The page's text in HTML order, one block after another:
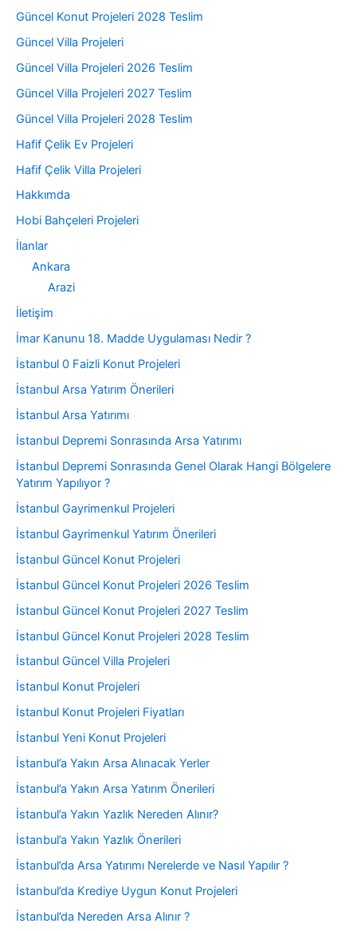
Güncel Konut Projeleri 2028 Teslim
Güncel Villa Projeleri
Güncel Villa Projeleri 2026 Teslim
Güncel Villa Projeleri 2027 Teslim
Güncel Villa Projeleri 2028 Teslim
Hafif Çelik Ev Projeleri
Hafif Çelik Villa Projeleri
Hakkımda
Hobi Bahçeleri Projeleri
İlanlar
Ankara
Arazi
İletişim
İmar Kanunu 18. Madde Uygulaması Nedir ?
İstanbul 0 Faizli Konut Projeleri
İstanbul Arsa Yatırım Önerileri
İstanbul Arsa Yatırımı
İstanbul Depremi Sonrasında Arsa Yatırımı
İstanbul Depremi Sonrasında Genel Olarak Hangi Bölgelere
Yatırım Yapılıyor ?
İstanbul Gayrimenkul Projeleri
İstanbul Gayrimenkul Yatırım Önerileri
İstanbul Güncel Konut Projeleri
İstanbul Güncel Konut Projeleri 2026 Teslim
İstanbul Güncel Konut Projeleri 2027 Teslim
İstanbul Güncel Konut Projeleri 2028 Teslim
İstanbul Güncel Villa Projeleri
İstanbul Konut Projeleri
İstanbul Konut Projeleri Fiyatları
İstanbul Yeni Konut Projeleri
İstanbul’a Yakın Arsa Alınacak Yerler
İstanbul’a Yakın Arsa Yatırım Önerileri
İstanbul’a Yakın Yazlık Nereden Alınır?
İstanbul’a Yakın Yazlık Önerileri
İstanbul’da Arsa Yatırımı Nerelerde ve Nasıl Yapılır ?
İstanbul’da Krediye Uygun Konut Projeleri
İstanbul’da Nereden Arsa Alınır ?